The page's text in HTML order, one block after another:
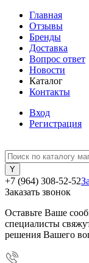
Главная
Отзывы
Бренды
Доставка
Вопрос ответ
Новости
Каталог
Контакты
Вход
Регистрация
+7 (964) 308-52-52
Заказать звонок
Оставьте Ваше
специалисты
решения Вашего